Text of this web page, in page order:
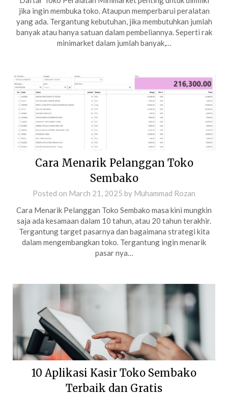
jika ingin membuka toko. Ataupun memperbarui peralatan
yang ada. Tergantung kebutuhan, jika membutuhkan jumlah
banyak atau hanya satuan dalam pembeliannya. Seperti rak
minimarket dalam jumlah banyak,…
Cara Menarik Pelanggan Toko
Sembako
Posted on March 21, 2025 by Muhammad Rozan
Cara Menarik Pelanggan Toko Sembako masa kini mungkin
saja ada kesamaan dalam 10 tahun, atau 20 tahun terakhir.
Tergantung target pasarnya dan bagaimana strategi kita
dalam mengembangkan toko. Tergantung ingin menarik
pasar nya…
10 Aplikasi Kasir Toko Sembako
Terbaik dan Gratis